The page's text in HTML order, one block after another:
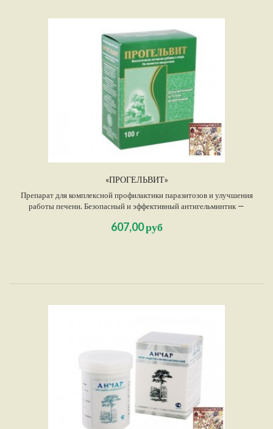
«ПРОГЕЛЬВИТ»
Препарат для комплексной профилактики паразитозов и улучшения
работы печени. Безопасный и эффективный антигельминтик —
«НИЦ – НТ», не только не имеющий побочных эффектов, но и
607,00 руб